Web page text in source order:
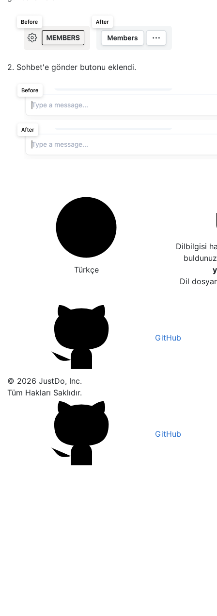
2. Sohbet'e gönder butonu eklendi.
Türkçe
Dilbilgisi
Dil
GitHub
© 2026 JustDo, Inc.
Tüm Hakları Saklıdır.
GitHub